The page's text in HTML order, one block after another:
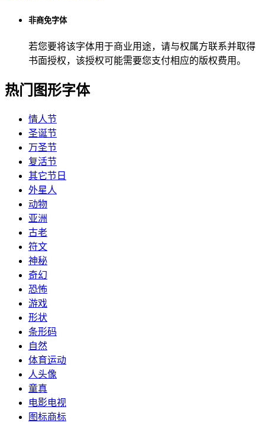
非商免字体
若您要将该字体用于商业用途，请与权属方联系并取得
书面授权，该授权可能需要您支付相应的版权费用。
热门图形字体
情人节
圣诞节
万圣节
复活节
其它节日
外星人
动物
亚洲
古老
符文
神秘
奇幻
恐怖
游戏
形状
条形码
自然
体育运动
人头像
童真
电影电视
图标商标